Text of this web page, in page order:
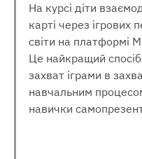
На курсі діти
карті через ігрових
світи на платформі
Це найкращий
захват іграми в
навчальним
навички